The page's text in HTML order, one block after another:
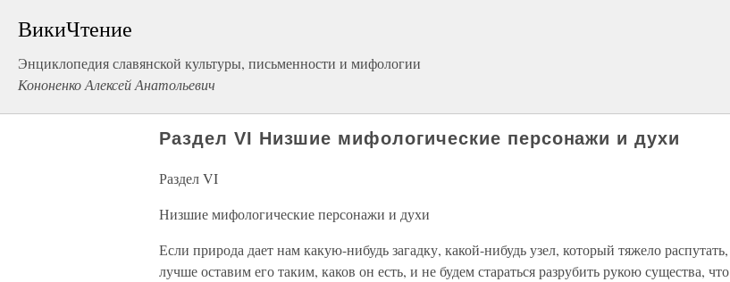
ВикиЧтение
Энциклопедия славянской культуры, письменности и мифологии
Кононенко Алексей Анатольевич
Раздел VI Низшие мифологические персонажи и духи
Раздел VI
Низшие мифологические персонажи и духи
Если природа дает нам какую-нибудь загадку, какой-нибудь узел, который тяжело распутать,
лучше оставим его таким, каков он есть, и не будем стараться разрубить рукою существа, что